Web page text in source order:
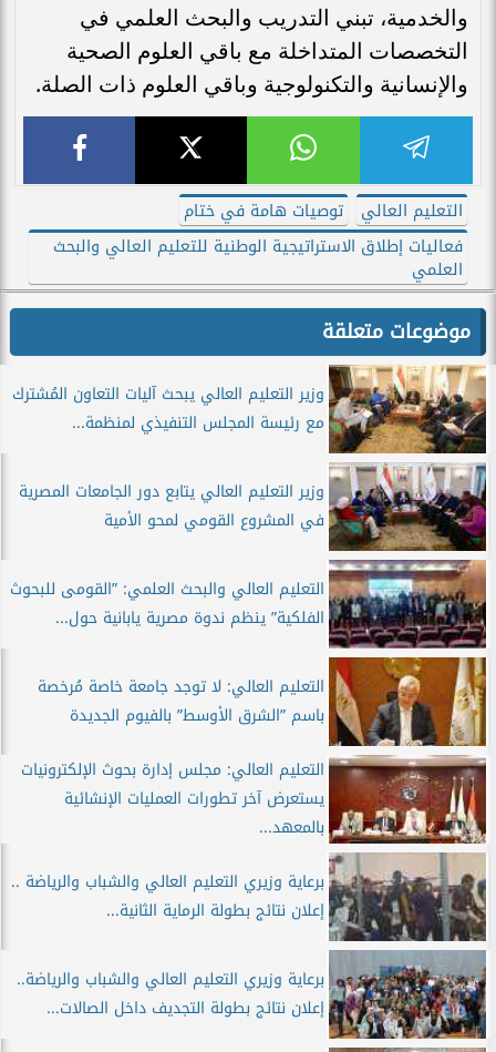
والخدمية، تبني التدريب والبحث العلمي في
التخصصات المتداخلة مع باقي العلوم الصحية
والإنسانية والتكنولوجية وباقي العلوم ذات الصلة.
التعليم العالي
توصيات هامة في ختام
فعاليات إطلاق الاستراتيجية الوطنية للتعليم العالي والبحث
العلمي
موضوعات متعلقة
وزير التعليم العالي يبحث آليات التعاون المُشترك
مع رئيسة المجلس التنفيذي لمنظمة...
وزير التعليم العالي يتابع دور الجامعات المصرية
في المشروع القومي لمحو الأمية
التعليم العالي والبحث العلمي: ”القومى للبحوث
الفلكية” ينظم ندوة مصرية يابانية حول...
التعليم العالي: لا توجد جامعة خاصة مُرخصة
باسم ”الشرق الأوسط” بالفيوم الجديدة
التعليم العالي: مجلس إدارة بحوث الإلكترونيات
يستعرض آخر تطورات العمليات الإنشائية
بالمعهد...
برعاية وزيري التعليم العالي والشباب والرياضة ..
إعلان نتائج بطولة الرماية الثانية...
برعاية وزيري التعليم العالي والشباب والرياضة..
إعلان نتائج بطولة التجديف داخل الصالات...